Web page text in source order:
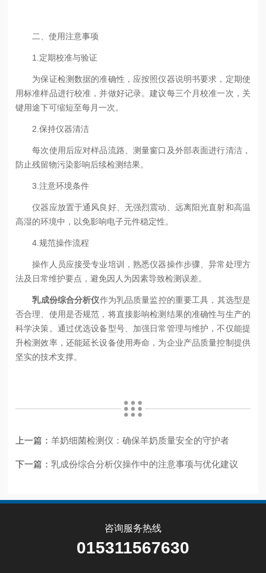
二、使用注意事项
1.定期校准与验证
为保证检测数据的准确性，应按照仪器说明书要求，定期使
用标准样品进行校准，并做好记录。建议每三个月校准一次，关
键用途下可缩短至每月一次。
2.保持仪器清洁
每次使用后应对样品流路、测量窗口及外部表面进行清洁，
防止残留物污染影响后续检测结果。
3.注意环境条件
仪器应放置于通风良好、无强烈震动、远离阳光直射和高温
高湿的环境中，以免影响电子元件稳定性。
4.规范操作流程
操作人员应接受专业培训，熟悉仪器操作步骤、异常处理方
法及日常维护要点，避免因人为因素导致检测误差。
乳成份综合分析仪作为乳品质量监控的重要工具，其选型是
否合理、使用是否规范，将直接影响检测结果的准确性与生产的
科学决策。通过优选设备型号、加强日常管理与维护，不仅能提
升检测效率，还能延长设备使用寿命，为企业产品质量控制提供
坚实的技术支撑。
上一篇：羊奶细菌检测仪：确保羊奶质量安全的守护者
下一篇：乳成份综合分析仪操作中的注意事项与优化建议
咨询服务热线
015311567630